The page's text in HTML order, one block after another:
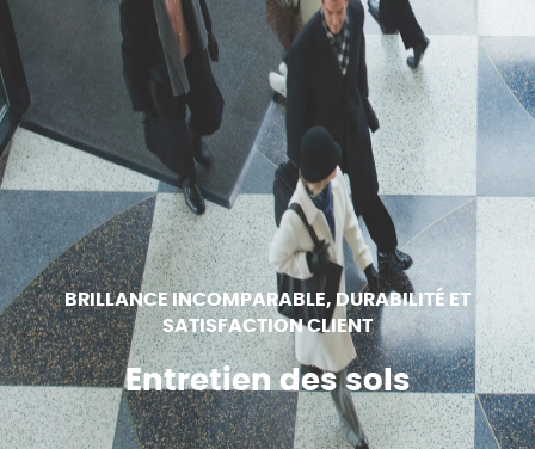
BRILLANCE INCOMPARABLE, DURABILITÉ ET
SATISFACTION CLIENT
Entretien des sols